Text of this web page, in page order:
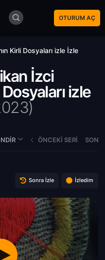
OTURUM AÇ
Kirli Dosyaları izle İzle
İzci
izle
ÖNCEKI SERI
Sonra İzle İzledim